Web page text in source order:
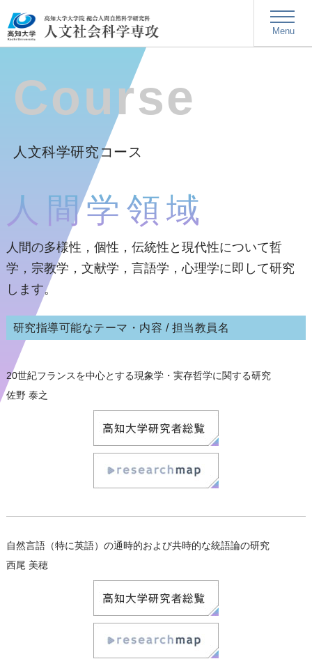
Menu
人文科学研究コース
人間学領域
人間の多様性，個性，伝統性と現代性について哲
学，宗教学，文献学，言語学，心理学に即して研究
します。
研究指導可能なテーマ・内容 / 担当教員名
20世紀フランスを中心とする現象学・実存哲学に関する研究
佐野 泰之
自然言語（特に英語）の通時的および共時的な統語論の研究
西尾 美穂